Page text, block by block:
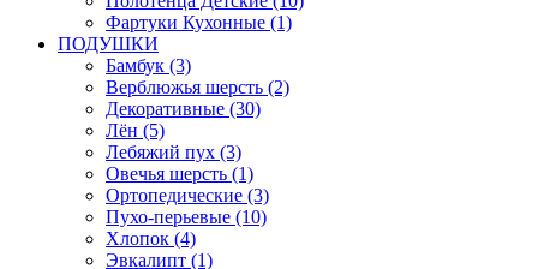
Фартуки Кухонные (1)
ПОДУШКИ
Бамбук (3)
Верблюжья шерсть (2)
Декоративные (30)
Лён (5)
Лебяжий пух (3)
Овечья шерсть (1)
Ортопедические (3)
Пухо-перьевые (10)
Хлопок (4)
Эвкалипт (1)